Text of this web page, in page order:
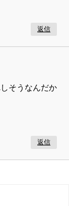
返信
そうなんだか
返信